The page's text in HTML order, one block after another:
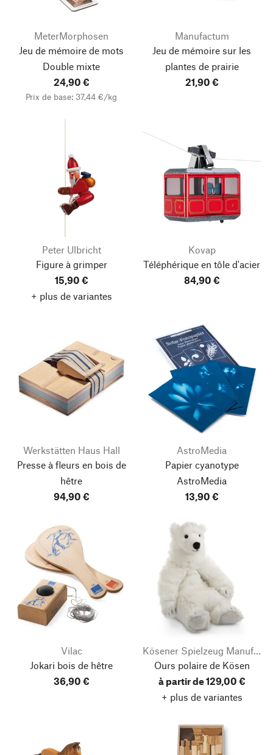
MeterMorphosen
Jeu de mémoire de mots
Double mixte
24,90 €
Prix de base: 37,44 €/kg
Manufactum
Jeu de mémoire sur les
plantes de prairie
21,90 €
Peter Ulbricht
Figure à grimper
15,90 €
+ plus de variantes
Kovap
Téléphérique en tôle d'acier
84,90 €
Werkstätten Haus Hall
Presse à fleurs en bois de
hêtre
94,90 €
AstroMedia
Papier cyanotype
AstroMedia
13,90 €
Vilac
Jokari bois de hêtre
36,90 €
Kösener Spielzeug Manufaktur
Ours polaire de Kösen
à partir de 129,00 €
+ plus de variantes